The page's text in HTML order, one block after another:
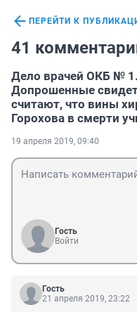
ПЕРЕЙТИ К
41
Дело врачей ОКБ № 1.
Допрошенные
считают, что вины
Горохова в смерти
19 апреля 2019, 09:40
Гость
Войти
Гость
21 апреля 2019, 23:22